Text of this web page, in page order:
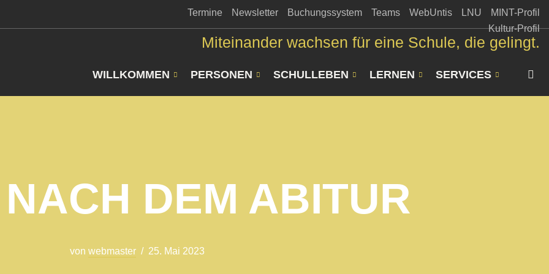
Termine Newsletter Buchungssystem Teams WebUntis LNU
MINT-Profil
Kultur-Profil
Miteinander wachsen für eine Schule, die gelingt.
WILLKOMMEN PERSONEN SCHULLEBEN LERNEN SERVICES
DEM ABITUR
von webmaster 25. Mai 2023